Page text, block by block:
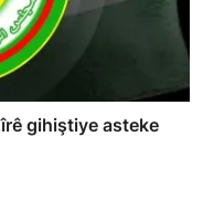
gihiştiye asteke